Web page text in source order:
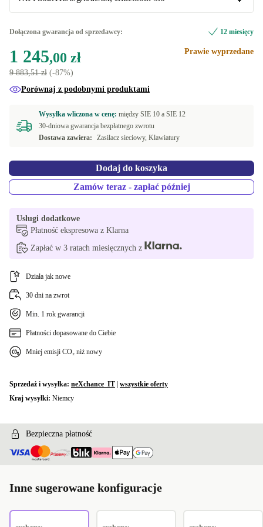
WiFi 802.11a/b/g/n/ac/ax, Bluetooth 5.0, 4G +902,29 zł
Dołączona gwarancja od sprzedawcy: 12 miesięcy
1 245,00 zł
9 883,51 zł (-87%)
Prawie wyprzedane
Porównaj z podobnymi produktami
Wysyłka wliczona w cenę: między SIE 10 a SIE 12
30-dniowa gwarancja bezpłatnego zwrotu
Dostawa zawiera:
Zasilacz sieciowy, Klawiatury
Dodaj do koszyka
Zamów teraz - zapłać później
Usługi dodatkowe
Płatność ekspresowa z Klarna
Zapłać w 3 ratach miesięcznych z
Działa jak nowe
30 dni na zwrot
Min. 1 rok gwarancji
Płatności dopasowane do Ciebie
Mniej emisji CO₂ niż nowy
Sprzedaż i wysyłka: neXchance_IT wszystkie oferty
Kraj wysyłki: Niemcy
Bezpieczna płatność
Inne sugerowane konfiguracje